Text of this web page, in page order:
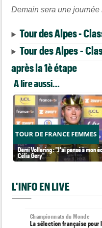
Demain sera une
Tour des Alpes -
Tour des Alpes -
après la 1è étape
A lire aussi...
TOUR DE FRANCE FEMMES
Demi Vollering : "J'ai pensé à mon
Célia Gery"
L'INFO EN LIVE
Championnats du Monde
La sélection française pour